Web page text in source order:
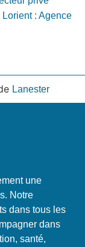
: Agence
Lanester
une
Notre
dans tous les
dans
santé,